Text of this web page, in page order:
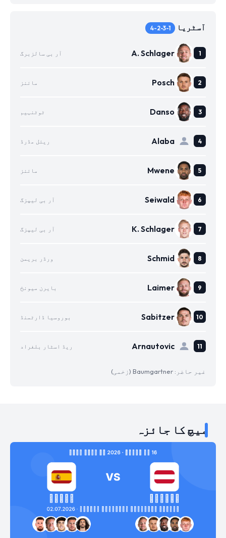
آسٹریا 4-2-3-1
A. Schlager آر بی سالزبرگ
Posch مائنز
Danso ٹوٹنہیم
Alaba ریئل مڈرڈ
Mwene مائنز
Seiwald آر بی لیپزگ
K. Schlager آر بی لیپزگ
Schmid ورڈر بریمن
Laimer بایرن میونخ
Sabitzer بوروسیا ڈارٹمنڈ
Arnautovic ریڈ اسٹار بلغراد
غیر حاضر: Baumgartner (زخمی)
میچ کا جائزہ